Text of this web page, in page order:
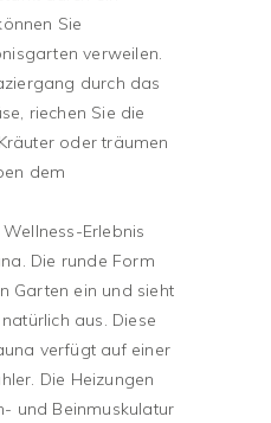
Sie
verweilen.
durch das
riechen Sie die
oder träumen
dem
Erlebnis
Die runde Form
Garten ein und sieht
aus. Diese
verfügt auf einer
Die Heizungen
und Beinmuskulatur